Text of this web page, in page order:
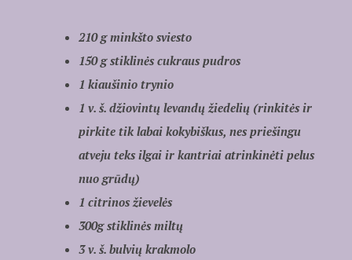
210 g minkšto sviesto
150 g stiklinės cukraus pudros
1 kiaušinio trynio
1 v. š. džiovintų levandų žiedelių (rinkitės ir
pirkite tik labai kokybiškus, nes priešingu
atveju teks ilgai ir kantriai atrinkinėti pelus
nuo grūdų)
1 citrinos žievelės
300g stiklinės miltų
3 v. š. bulvių krakmolo